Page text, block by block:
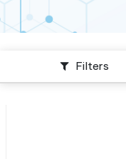
Filters